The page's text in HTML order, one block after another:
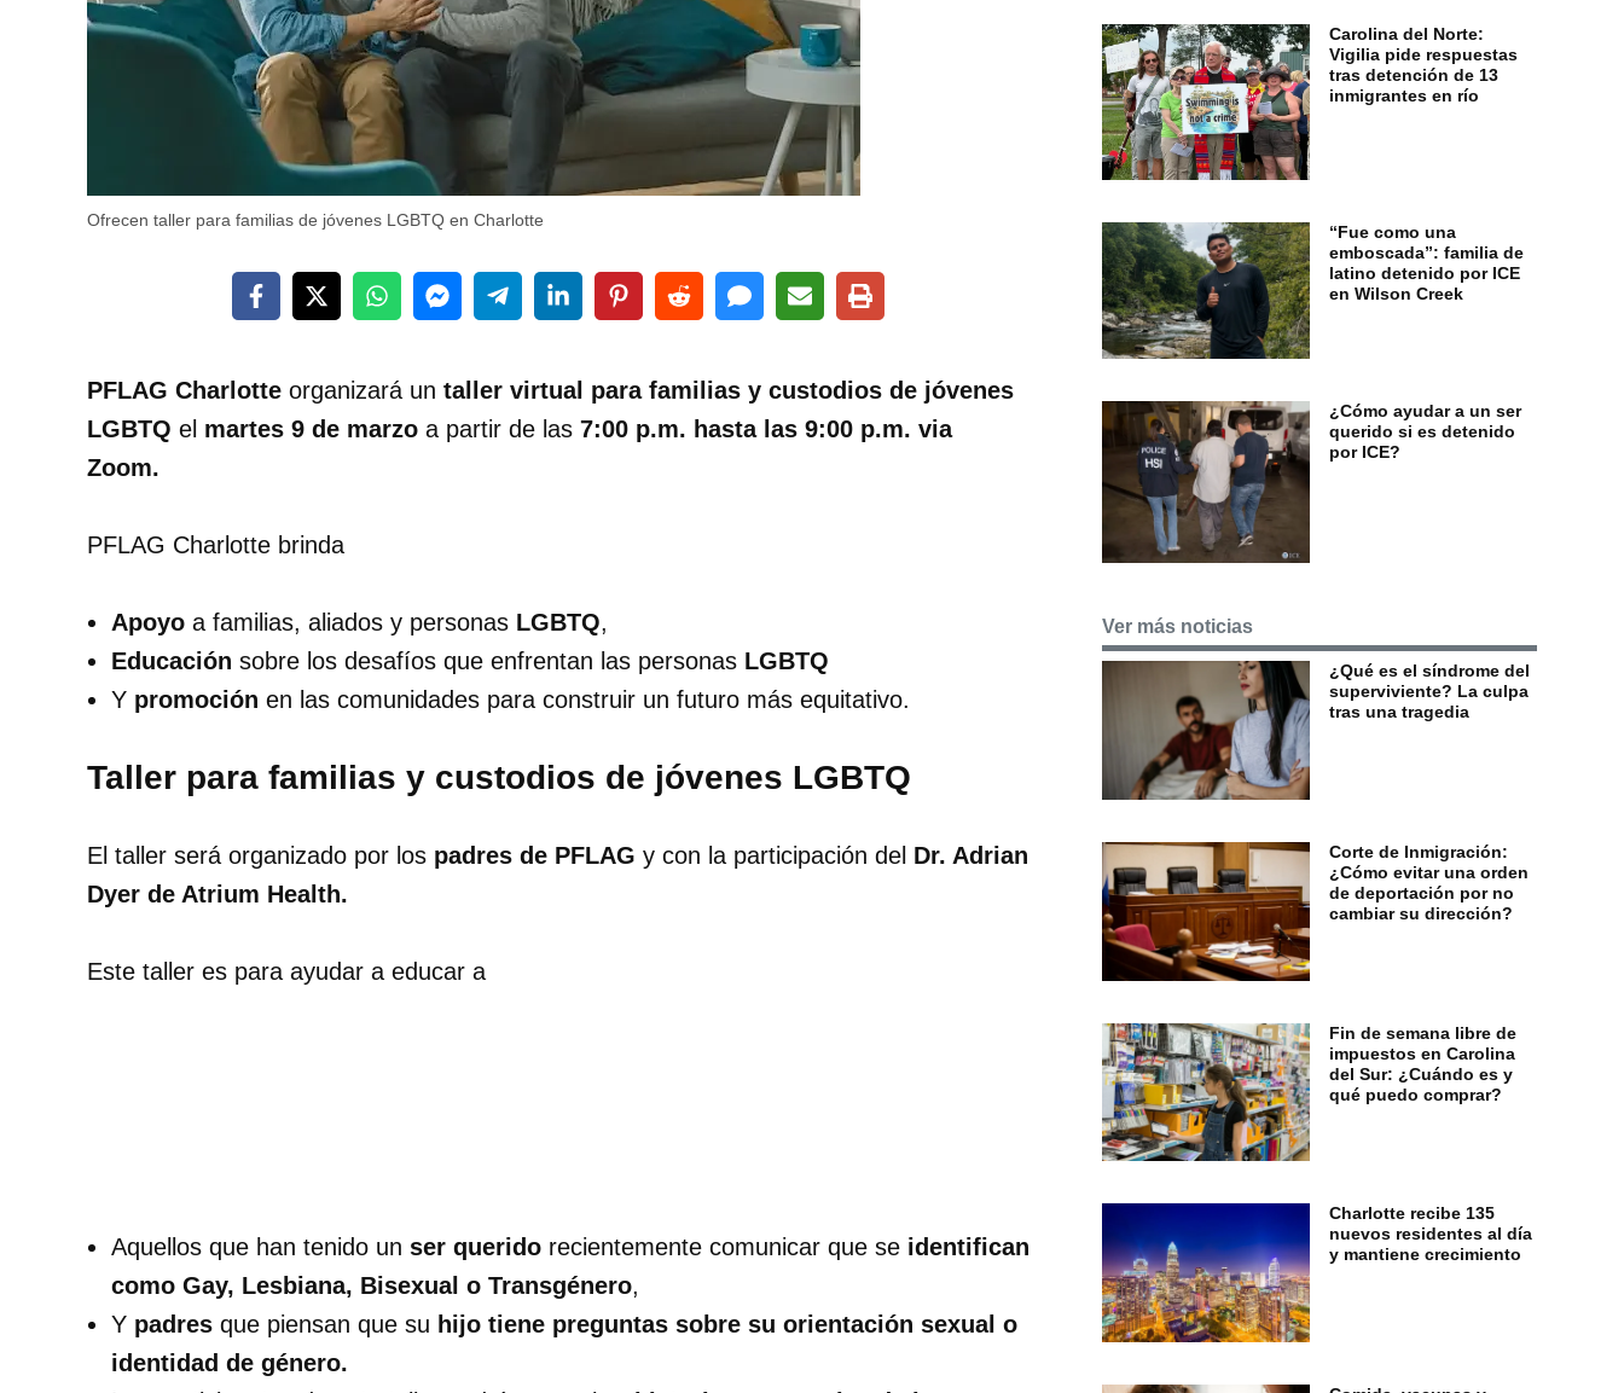
Ofrecen taller para familias de jóvenes LGBTQ en Charlotte
PFLAG Charlotte organizará un taller virtual para familias y custodios de jóvenes
LGBTQ el martes 9 de marzo a partir de las 7:00 p.m. hasta las 9:00 p.m. via
Zoom.
PFLAG Charlotte brinda
Apoyo a familias, aliados y personas LGBTQ,
Educación sobre los desafíos que enfrentan las personas LGBTQ
Y promoción en las comunidades para construir un futuro más equitativo.
Taller para familias y custodios de jóvenes LGBTQ
El taller será organizado por los padres de PFLAG y con la participación del Dr. Adrian
Dyer de Atrium Health.
Este taller es para ayudar a educar a
Aquellos que han tenido un ser querido recientemente comunicar que se identifican
como Gay, Lesbiana, Bisexual o Transgénero,
Y padres que piensan que su hijo tiene preguntas sobre su orientación sexual o
identidad de género.
Carolina del Norte:
Vigilia pide respuestas
tras detención de 13
inmigrantes en río
“Fue como una
emboscada”: familia de
latino detenido por ICE
en Wilson Creek
¿Cómo ayudar a un ser
querido si es detenido
por ICE?
Ver más noticias
¿Qué es el síndrome del
superviviente? La culpa
tras una tragedia
Corte de Inmigración:
¿Cómo evitar una orden
de deportación por no
cambiar su dirección?
Fin de semana libre de
impuestos en Carolina
del Sur: ¿Cuándo es y
qué puedo comprar?
Charlotte recibe 135
nuevos residentes al día
y mantiene crecimiento